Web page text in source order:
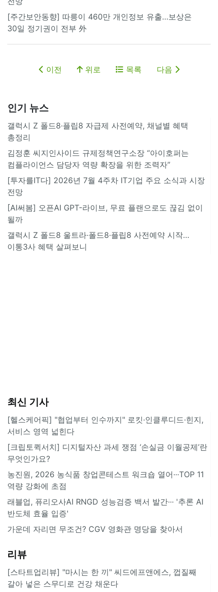
[주간보안동향] 따릉이 460만 개인정보 유출…보상은
30일 정기권이 전부 外
이전 위로 목록 다음
인기 뉴스
갤럭시 Z 폴드8·플립8 자급제 사전예약, 채널별 혜택
총정리
김정훈 씨지인사이드 규제정책연구소장 “아이호퍼는
컴플라이언스 담당자 역량 확장을 위한 조력자”
[투자를IT다] 2026년 7월 4주차 IT기업 주요 소식과 시장
전망
[AI써봄] 오픈AI GPT-라이브, 무료 플랜으로도 끊김 없이
될까
갤럭시 Z 폴드8 울트라·폴드8·플립8 사전예약 시작…
이통3사 혜택 살펴보니
최신 기사
[헬스케어픽] "협업부터 인수까지" 로킷·인클루디드·힌지,
서비스 영역 넓힌다
[크립토퀵서치] 디지털자산 과세 쟁점 ‘손실금 이월공제’란
무엇인가요?
농진원, 2026 농식품 창업콘테스트 워크숍 열어···TOP 11
역량 강화에 초점
래블업, 퓨리오사AI RNGD 성능검증 백서 발간··· '추론 AI
반도체 효율 입증'
가운데 자리면 무조건? CGV 영화관 명당을 찾아서
리뷰
[스타트업리뷰] "마시는 한 끼" 씨드에프앤에스, 껍질째
갈아 넣은 스무디로 건강 채운다